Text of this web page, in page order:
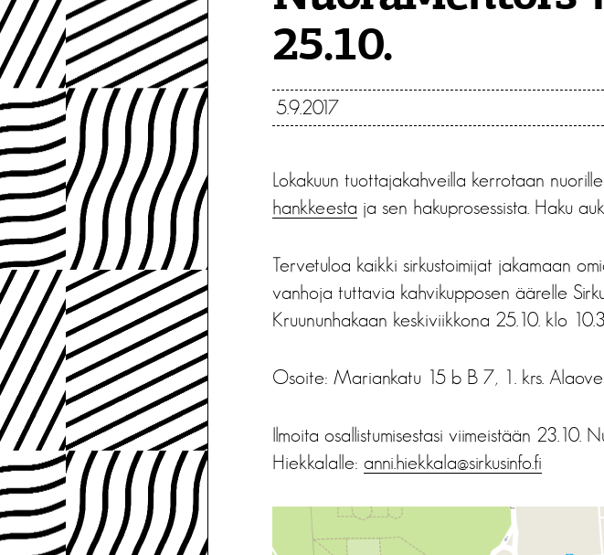
25.10.
5.9.2017
Lokakuun tuottajakahveilla kerrotaan nuorille
hankkeesta ja sen hakuprosessista. Haku
Tervetuloa kaikki sirkustoimijat jakamaan
vanhoja tuttavia kahvikupposen äärelle
Kruununhakaan keskiviikkona 25.10. klo
Osoite: Mariankatu 15 b B 7, 1. krs.
Ilmoita osallistumisestasi viimeistään
Hiekkalalle: anni.hiekkala@sirkusinfo.fi